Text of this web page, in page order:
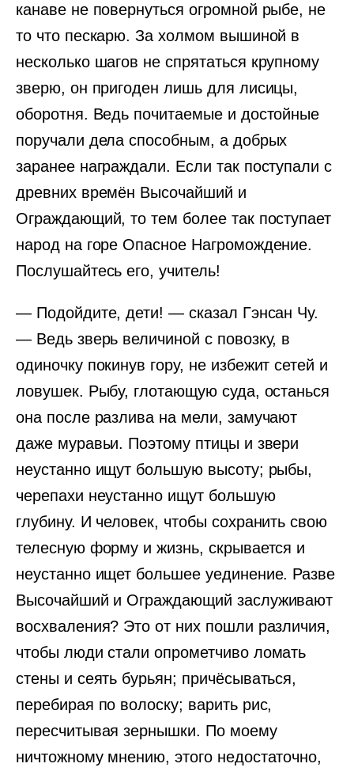
канаве не повернуться огромной рыбе, не
то что пескарю. За холмом вышиной в
несколько шагов не спрятаться крупному
зверю, он пригоден лишь для лисицы,
оборотня. Ведь почитаемые и достойные
поручали дела способным, а добрых
заранее награждали. Если так поступали с
древних времён Высочайший и
Ограждающий, то тем более так поступает
народ на горе Опасное Нагромождение.
Послушайтесь его, учитель!
— Подойдите, дети! — сказал Гэнсан Чу.
— Ведь зверь величиной с повозку, в
одиночку покинув гору, не избежит сетей и
ловушек. Рыбу, глотающую суда, останься
она после разлива на мели, замучают
даже муравьи. Поэтому птицы и звери
неустанно ищут большую высоту; рыбы,
черепахи неустанно ищут большую
глубину. И человек, чтобы сохранить свою
телесную форму и жизнь, скрывается и
неустанно ищет большее уединение. Разве
Высочайший и Ограждающий заслуживают
восхваления? Это от них пошли различия,
чтобы люди стали опрометчиво ломать
стены и сеять бурьян; причёсываться,
перебирая по волоску; варить рис,
пересчитывая зернышки. По моему
ничтожному мнению, этого недостаточно,